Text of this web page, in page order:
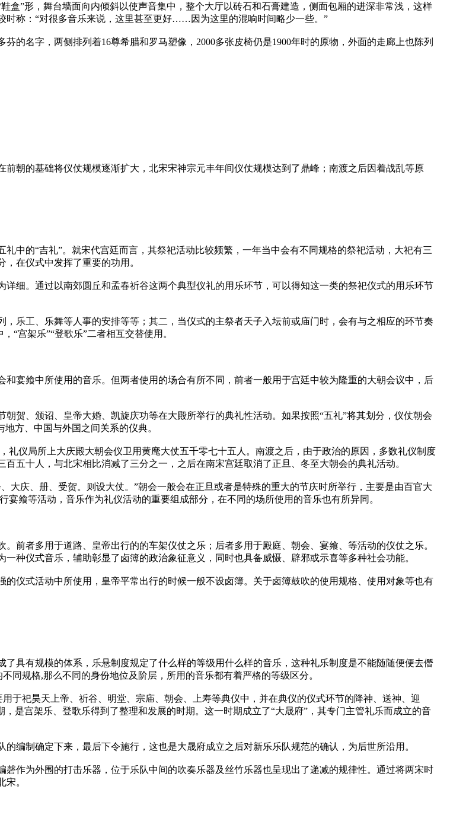
盒”形，舞台墙面向内倾斜以使声音集中，整个大厅以砖石和石膏建造，侧面包厢的进深非常浅，这样
时称：“对很多音乐来说，这里甚至更好……因为这里的混响时间略少一些。”
的名字，两侧排列着16尊希腊和罗马塑像，2000多张皮椅仍是1900年时的原物，外面的走廊上也陈列
朝的基础将仪仗规模逐渐扩大，北宋宋神宗元丰年间仪仗规模达到了鼎峰；南渡之后因着战乱等原
中的“吉礼”。就宋代宫廷而言，其祭祀活动比较频繁，一年当中会有不同规格的祭祀活动，大祀有三
在仪式中发挥了重要的功用。
细。通过以南郊圆丘和孟春祈谷这两个典型仪礼的用乐环节，可以得知这一类的祭祀仪式的用乐环节
乐工、乐舞等人事的安排等等；其二，当仪式的主祭者天子入坛前或庙门时，会有与之相应的环节奏
“宫架乐”“登歌乐”二者相互交替使用。
宴飨中所使用的音乐。但两者使用的场合有所不同，前者一般用于宫廷中较为隆重的大朝会议中，后
贺、颁诏、皇帝大婚、凯旋庆功等在大殿所举行的典礼性活动。如果按照“五礼”将其划分，仪仗朝会
方、中国与外国之间关系的仪典。
礼仪局所上大庆殿大朝会仪卫用黄麾大仗五千零七十五人。南渡之后，由于政治的原因，多数礼仪制度
五十人，与北宋相比消减了三分之一，之后在南宋宫廷取消了正旦、冬至大朝会的典礼活动。
大庆、册、受贺。则设大仗。”朝会一般会在正旦或者是特殊的重大的节庆时所举行，主要是由百官大
飨等活动，音乐作为礼仪活动的重要组成部分，在不同的场所使用的音乐也有所异同。
前者多用于道路、皇帝出行的的车架仪仗之乐；后者多用于殿庭、朝会、宴飨、等活动的仪仗之乐。
种仪式音乐，辅助彰显了卤簿的政治象征意义，同时也具备威慑、辟邪或示喜等多种社会功能。
仪式活动中所使用，皇帝平常出行的时候一般不设卤簿。关于卤簿鼓吹的使用规格、使用对象等也有
具有规模的体系，乐悬制度规定了什么样的等级用什么样的音乐，这种礼乐制度是不能随随便便去僭
同规格,那么不同的身份地位及阶层，所用的音乐都有着严格的等级区分。
于祀昊天上帝、祈谷、明堂、宗庙、朝会、上寿等典仪中，并在典仪的仪式环节的降神、送神、迎
是宫架乐、登歌乐得到了整理和发展的时期。这一时期成立了“大晟府”，其专门主管礼乐而成立的音
编制确定下来，最后下令施行，这也是大晟府成立之后对新乐乐队规范的确认，为后世所沿用。
作为外围的打击乐器，位于乐队中间的吹奏乐器及丝竹乐器也呈现出了递减的规律性。通过将两宋时
。